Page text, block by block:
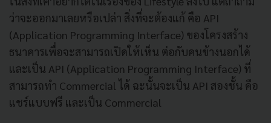
ว่าจะออกมาเลยหรือเปล่า สิ่งที่จะต้องแก้ คือ API
(Application Programming Interface) ของโครงสร้าง
ธนาคารเพื่อจะสามารถเปิดให้เห็น ต่อกับคนข้างนอกได้
และเป็น API (Application Programming Interface) ที่
สามารถทำ Commercial ได้ ฉะนั้นจะเป็น API สองชั้น คือ
แชร์แบบฟรี และเป็น Commercial